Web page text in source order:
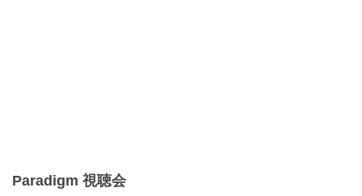
Paradigm 視聴会